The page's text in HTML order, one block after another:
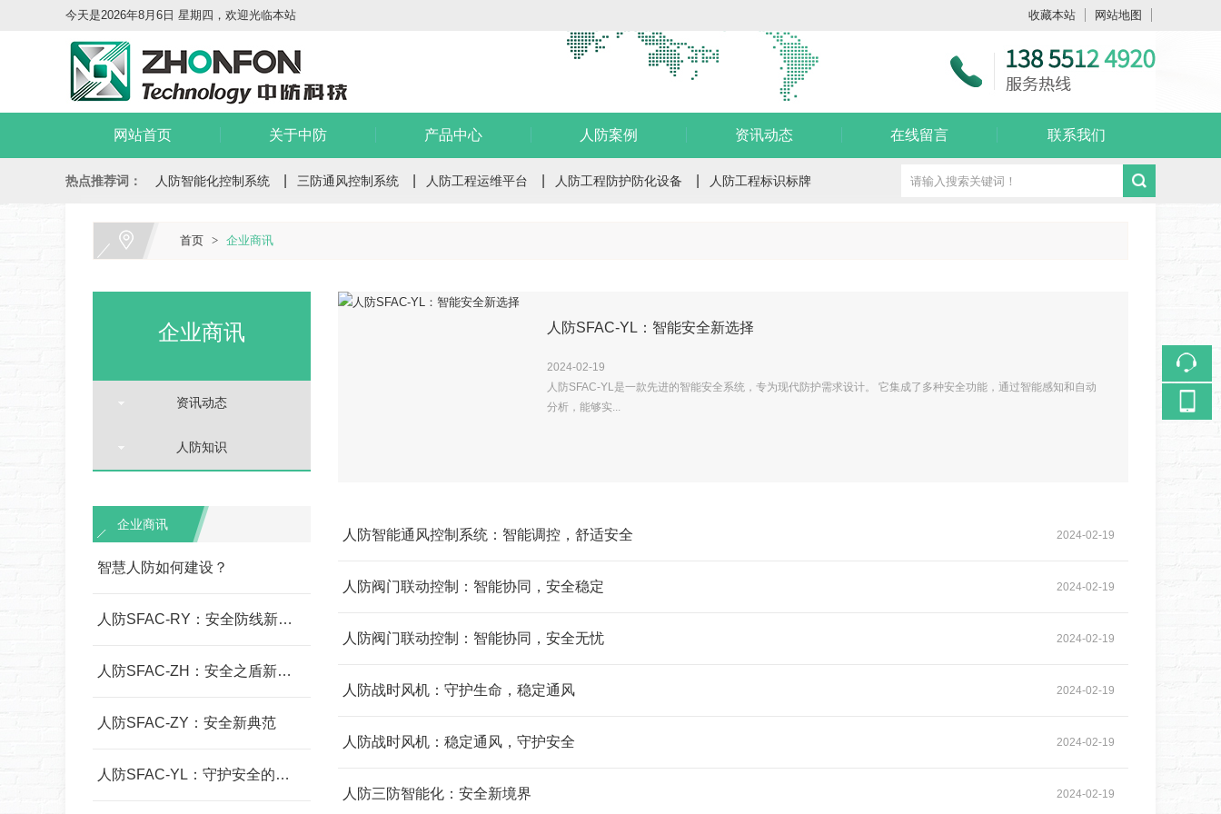
今天是2026年8月6日 星期四，欢迎光临本站 收藏本站 网站地图
触屏版
网站首页 关于中防 产品中心 人防案例 资讯动态 在线留言 联系我们
热点推荐词： 人防智能化控制系统 三防通风控制系统 人防工程运维平台 人防工程防护防化设备 人防工程标识标牌
首页 > 企业商讯
企业商讯
资讯动态
人防知识
企业商讯
智慧人防如何建设？
人防SFAC-RY：安全防线新篇章
人防SFAC-ZH：安全之盾新力量
人防SFAC-ZY：安全新典范
人防SFAC-YL：守护安全的创新之作
人防SFAC-YL：智能安全新选择
2024-02-19
人防SFAC-YL是一款先进的智能安全系统，专为现代防护需求设计。 它集成了多种安全功能，通过智能感知和自动
分析，能够实...
2024-02-19
人防智能通风控制系统：智能调控，舒适安全
2024-02-19
人防阀门联动控制：智能协同，安全稳定
2024-02-19
人防阀门联动控制：智能协同，安全无忧
2024-02-19
人防战时风机：守护生命，稳定通风
2024-02-19
人防战时风机：稳定通风，守护安全
2024-02-19
人防三防智能化：安全新境界